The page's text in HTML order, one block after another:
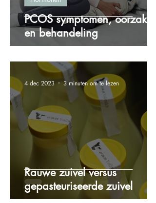
PCOS symptomen, oorzaken
en behandeling
Rauwe zuivel versus
gepasteuriseerde zuivel
4 dec 2023 3 minuten om te lezen